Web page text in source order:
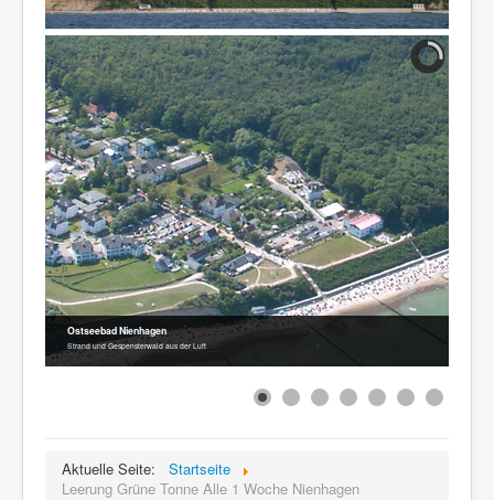
Ostseebad Nienhagen
Strand und Gespensterwald aus der Luft
Aktuelle Seite:
Startseite
Leerung Grüne Tonne Alle 1 Woche Nienhagen